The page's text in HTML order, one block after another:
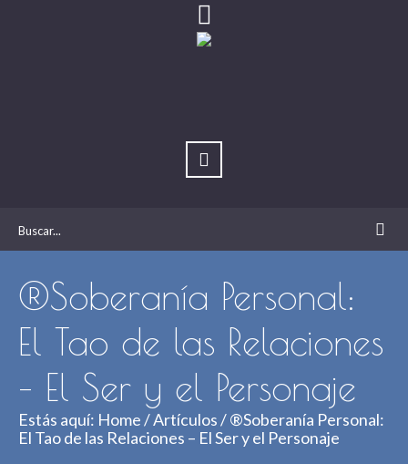
®Soberanía Personal:
El Tao de las Relaciones
– El Ser y el Personaje
Estás aquí: Home/Artículos/®Soberanía Personal:
El Tao de las Relaciones – El Ser y el Personaje